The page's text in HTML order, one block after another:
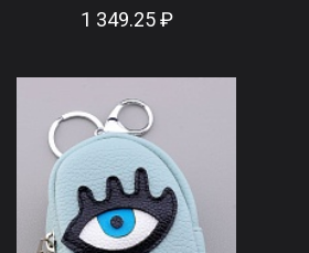
1 349.25 ₽